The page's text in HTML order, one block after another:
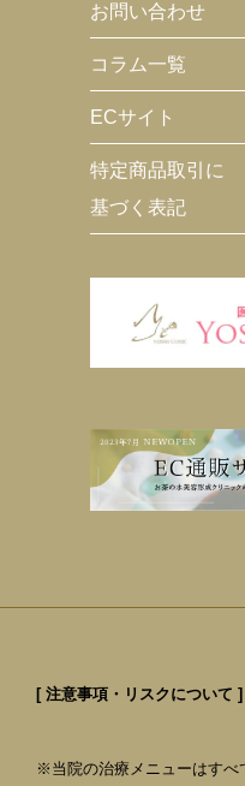
お問い合わせ
コラム一覧
ECサイト
特定商品取引に
基づく表記
[ 注意事項・リスクについて ]
※当院の治療メニューはすべ